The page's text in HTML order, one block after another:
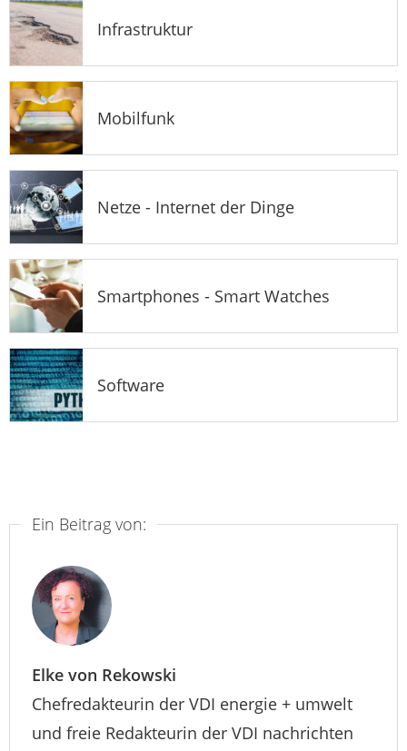
Infrastruktur
Mobilfunk
Netze - Internet der Dinge
Smartphones - Smart Watches
Software
Ein Beitrag von:
Elke von Rekowski
Chefredakteurin der VDI energie + umwelt
und freie Redakteurin der VDI nachrichten